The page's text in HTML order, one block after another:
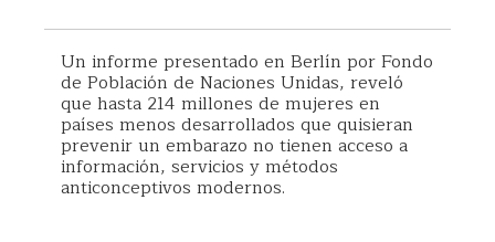
Un informe presentado en Berlín por Fondo
de Población de Naciones Unidas, reveló
que hasta 214 millones de mujeres en
países menos desarrollados que quisieran
prevenir un embarazo no tienen acceso a
información, servicios y métodos
anticonceptivos modernos.